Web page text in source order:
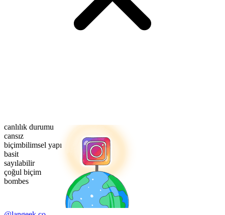
canlılık durumu
cansız
biçimbilimsel yapı
basit
sayılabilir
çoğul biçim
bombes